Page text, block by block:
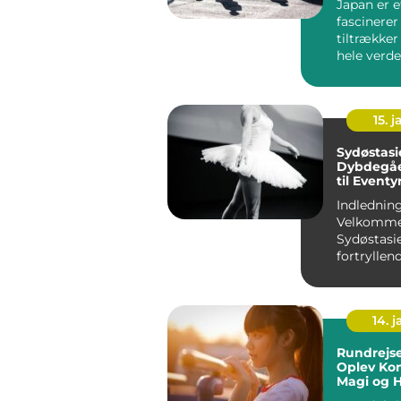
Japan er
tiltrækker
hele
15.
til
en
14.
Oplev
Magi og